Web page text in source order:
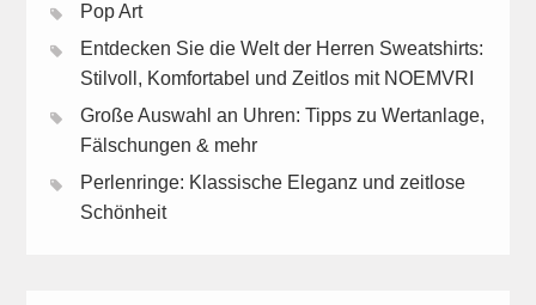
Pop Art
Entdecken Sie die Welt der Herren Sweatshirts:
Stilvoll, Komfortabel und Zeitlos mit NOEMVRI
Große Auswahl an Uhren: Tipps zu Wertanlage,
Fälschungen & mehr
Perlenringe: Klassische Eleganz und zeitlose
Schönheit